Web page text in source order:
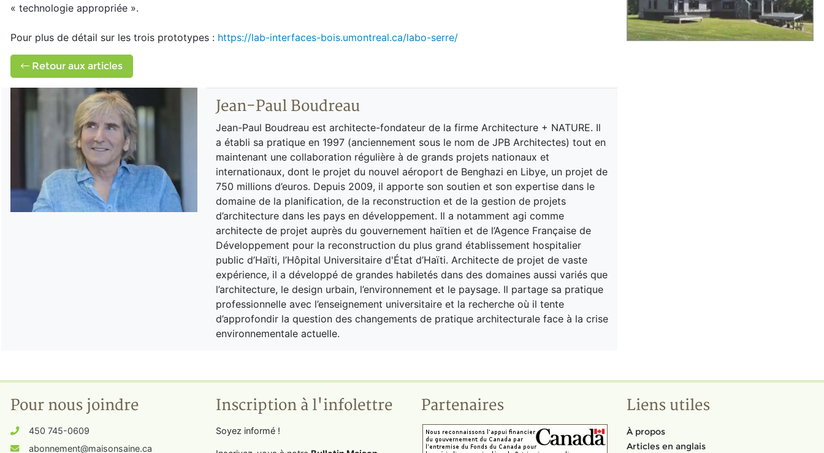
« technologie appropriée ».
Pour plus de détail sur les trois prototypes : https://lab-interfaces-bois.umontreal.ca/labo-serre/
Retour aux articles
Jean-Paul Boudreau
Jean-Paul Boudreau est architecte-fondateur de la firme Architecture + NATURE. Il
a établi sa pratique en 1997 (anciennement sous le nom de JPB Architectes) tout en
maintenant une collaboration régulière à de grands projets nationaux et
internationaux, dont le projet du nouvel aéroport de Benghazi en Libye, un projet de
750 millions d’euros. Depuis 2009, il apporte son soutien et son expertise dans le
domaine de la planification, de la reconstruction et de la gestion de projets
d’architecture dans les pays en développement. Il a notamment agi comme
architecte de projet auprès du gouvernement haïtien et de l’Agence Française de
Développement pour la reconstruction du plus grand établissement hospitalier
public d’Haïti, l’Hôpital Universitaire d'État d’Haïti. Architecte de projet de vaste
expérience, il a développé de grandes habiletés dans des domaines aussi variés que
l’architecture, le design urbain, l’environnement et le paysage. Il partage sa pratique
professionnelle avec l’enseignement universitaire et la recherche où il tente
d’approfondir la question des changements de pratique architecturale face à la crise
environnementale actuelle.
Pour nous joindre
450 745-0609
abonnement@maisonsaine.ca
Inscription à l'infolettre
Soyez informé !
Partenaires Liens utiles
À propos
Articles en anglais